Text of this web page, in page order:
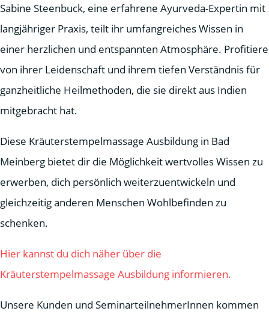
Sabine Steenbuck, eine erfahrene Ayurveda-Expertin mit
langjähriger Praxis, teilt ihr umfangreiches Wissen in
einer herzlichen und entspannten Atmosphäre. Profitiere
von ihrer Leidenschaft und ihrem tiefen Verständnis für
ganzheitliche Heilmethoden, die sie direkt aus Indien
mitgebracht hat.
Diese Kräuterstempelmassage Ausbildung in Bad
Meinberg bietet dir die Möglichkeit wertvolles Wissen zu
erwerben, dich persönlich weiterzuentwickeln und
gleichzeitig anderen Menschen Wohlbefinden zu
schenken.
Hier kannst du dich näher über die
Kräuterstempelmassage Ausbildung informieren.
Unsere Kunden und SeminarteilnehmerInnen kommen